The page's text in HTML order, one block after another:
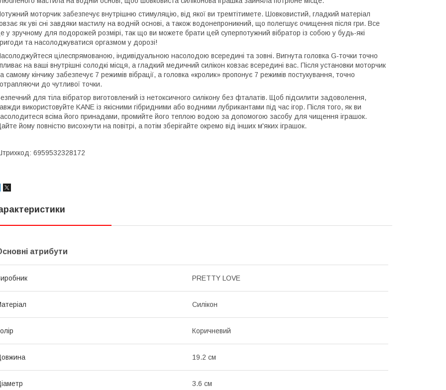
моторчик забезпечує внутрішню стимуляцію, від якої ви тремтітимете. Шовковистий, гладкий матеріал
як уві сні завдяки мастилу на водній основі, а також водонепроникний, що полегшує очищення після гри. Все
у зручному для подорожей розмірі, так що ви можете брати цей суперпотужний вібратор із собою у будь-які
та насолоджуватися оргазмом у дорозі!
цілеспрямованою, індивідуальною насолодою всередині та зовні. Вигнута головка G-точки точно
на ваші внутрішні солодкі місця, а гладкий медичний силікон ковзає всередині вас. Після установки моторчик
самому кінчику забезпечує 7 режимів вібрації, а головка «кролик» пропонує 7 режимів постукування, точно
до чутливої точки.
для тіла вібратор виготовлений із нетоксичного силікону без фталатів. Щоб підсилити задоволення,
використовуйте KANE із якісними гібридними або водними лубрикантами під час ігор. Після того, як ви
всіма його принадами, промийте його теплою водою за допомогою засобу для чищення іграшок.
йому повністю висохнути на повітрі, а потім зберігайте окремо від інших м'яких іграшок.
6959532328172
атрибути
PRETTY LOVE
Силікон
Коричневий
19.2 см
3.6 см